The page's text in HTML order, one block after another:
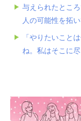
与えられたとこ
人の可能性を拓
「やりたいこと
ね。私はそこに